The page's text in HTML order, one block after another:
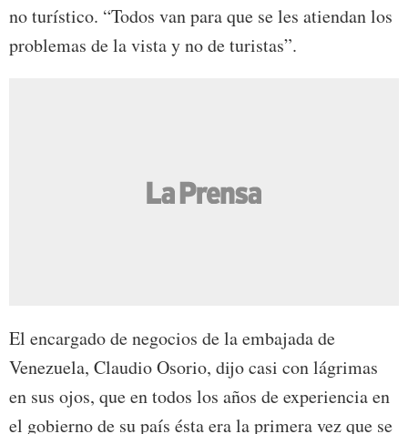
no turístico. “Todos van para que se les atiendan los
problemas de la vista y no de turistas”.
El encargado de negocios de la embajada de
Venezuela, Claudio Osorio, dijo casi con lágrimas
en sus ojos, que en todos los años de experiencia en
el gobierno de su país ésta era la primera vez que se